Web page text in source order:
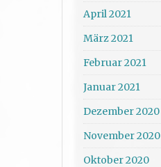
April 2021
März 2021
Februar 2021
Januar 2021
Dezember 2020
November 2020
Oktober 2020